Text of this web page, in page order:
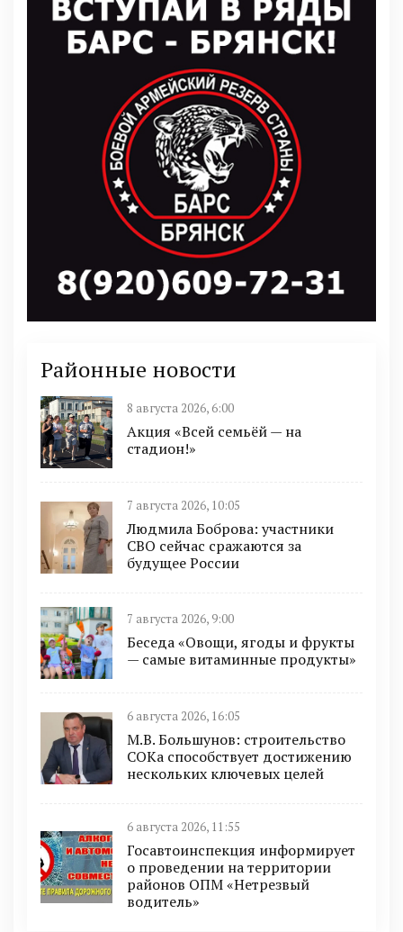
Районные новости
8 августа 2026, 6:00
Акция «Всей семьёй — на
стадион!»
7 августа 2026, 10:05
Людмила Боброва: участники
СВО сейчас сражаются за
будущее России
7 августа 2026, 9:00
Беседа «Овощи, ягоды и фрукты
— самые витаминные продукты»
6 августа 2026, 16:05
М.В. Большунов: строительство
СОКа способствует достижению
нескольких ключевых целей
6 августа 2026, 11:55
Госавтоинспекция информирует
о проведении на территории
районов ОПМ «Нетрезвый
водитель»